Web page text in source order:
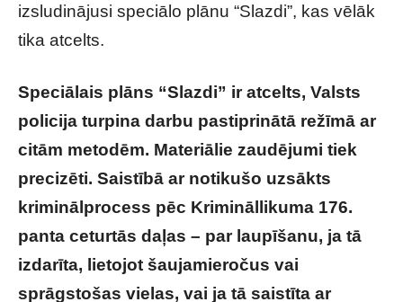
izsludinājusi speciālo plānu “Slazdi”, kas vēlāk
tika atcelts.
Speciālais plāns “Slazdi” ir atcelts, Valsts
policija turpina darbu pastiprinātā režīmā ar
citām metodēm. Materiālie zaudējumi tiek
precizēti. Saistībā ar notikušo uzsākts
kriminālprocess pēc Krimināllikuma 176.
panta ceturtās daļas – par laupīšanu, ja tā
izdarīta, lietojot šaujamieročus vai
sprāgstošas vielas, vai ja tā saistīta ar